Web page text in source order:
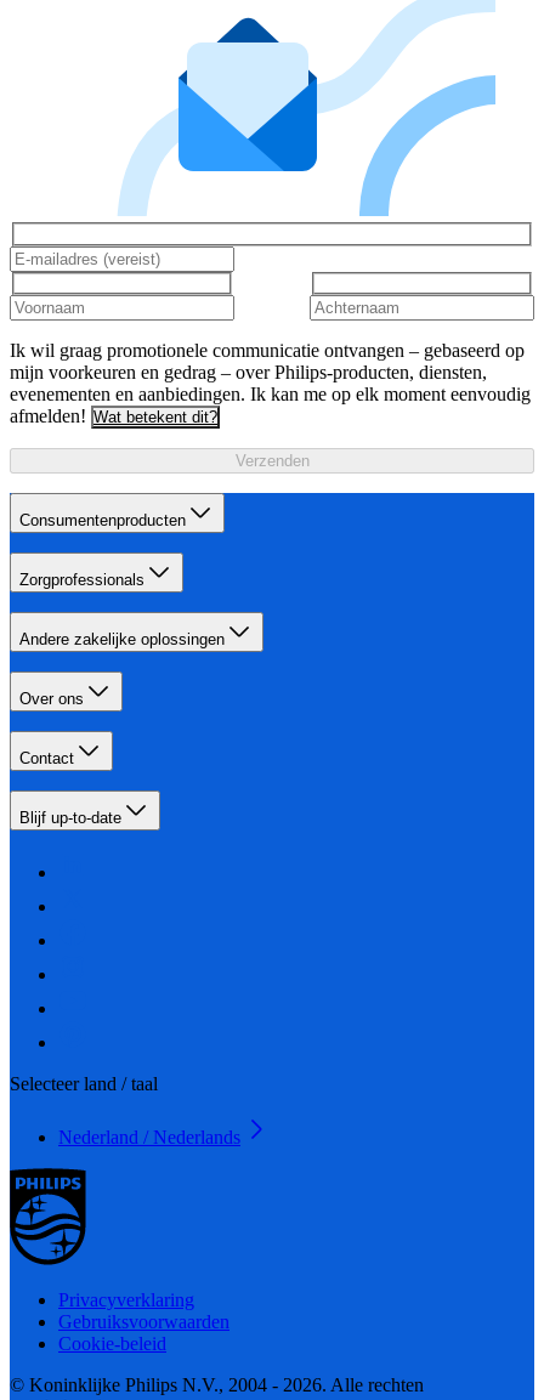
Ik wil graag promotionele communicatie ontvangen – gebaseerd op
mijn voorkeuren en gedrag – over Philips-producten, diensten,
evenementen en aanbiedingen. Ik kan me op elk moment eenvoudig
afmelden! Wat betekent dit?
Verzenden
Consumentenproducten
Zorgprofessionals
Andere zakelijke oplossingen
Over ons
Contact
Blijf up-to-date
Selecteer land / taal
Nederland / Nederlands
Privacyverklaring
Gebruiksvoorwaarden
Cookie-beleid
© Koninklijke Philips N.V., 2004 - 2026. Alle rechten